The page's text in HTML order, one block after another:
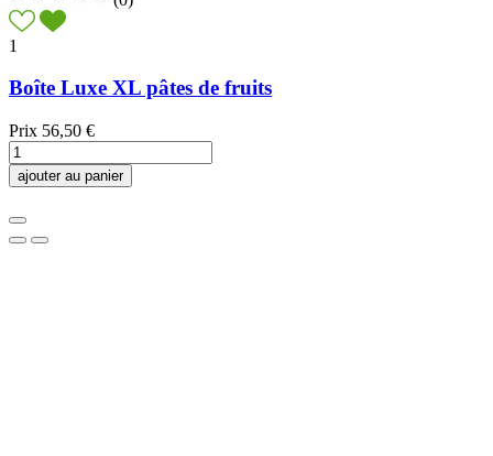
1
Boîte Luxe XL pâtes de fruits
Prix 56,50 €
ajouter au panier